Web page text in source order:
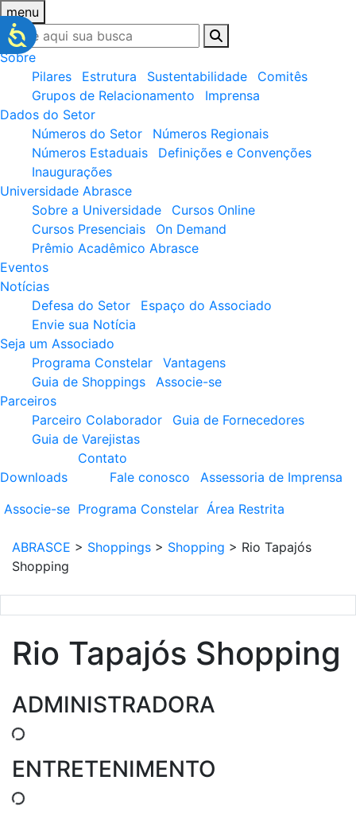
menu
Sobre
Pilares
Estrutura Sustentabilidade
Comitês
Grupos de Relacionamento
Imprensa
Dados do Setor
Números do Setor
Números Regionais
Números Estaduais
Definições e Convenções
Inaugurações
Universidade Abrasce
Sobre a Universidade
Cursos Online
Cursos Presenciais
On Demand
Prêmio Acadêmico Abrasce
Eventos
Notícias
Defesa do Setor
Espaço do Associado
Envie sua Notícia
Seja um Associado
Programa Constelar
Vantagens
Guia de Shoppings
Associe-se
Parceiros
Parceiro Colaborador
Guia de Fornecedores
Guia de Varejistas
Downloads
Contato
Fale conosco
Assessoria de Imprensa
Associe-se Programa Constelar Área Restrita
ABRASCE > Shoppings > Shopping > Rio Tapajós
Shopping
Rio Tapajós Shopping
ADMINISTRADORA
ENTRETENIMENTO